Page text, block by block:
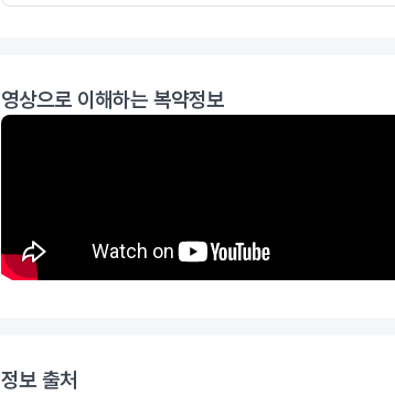
영상으로 이해하는 복약정보
정보 출처